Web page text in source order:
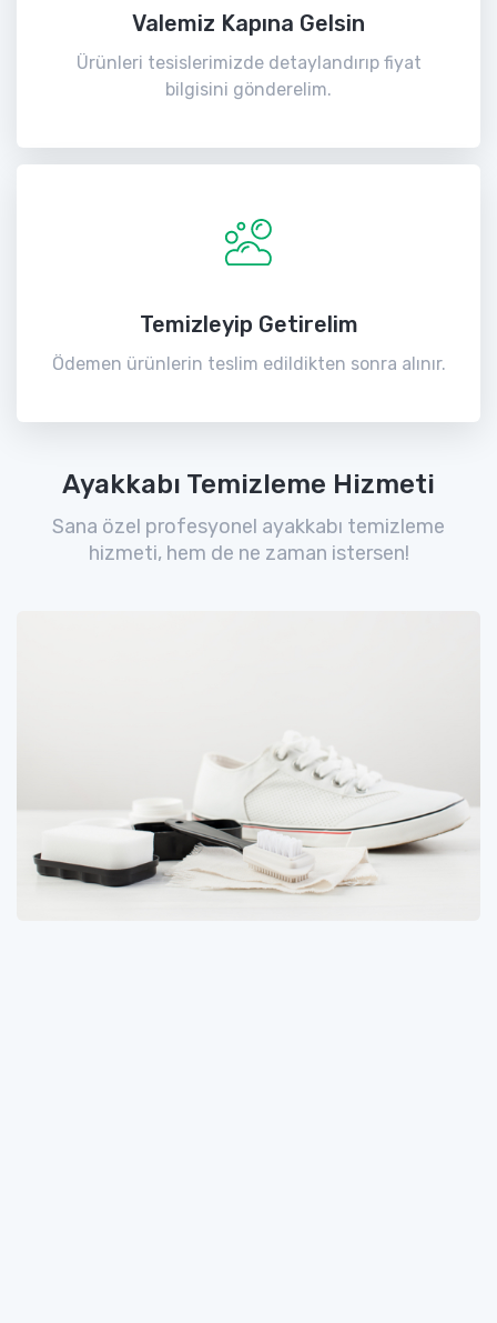
Valemiz Kapına Gelsin
Ürünleri tesislerimizde detaylandırıp fiyat
bilgisini gönderelim.
Temizleyip Getirelim
Ödemen ürünlerin teslim edildikten sonra alınır.
Ayakkabı Temizleme Hizmeti
Sana özel profesyonel ayakkabı temizleme
hizmeti, hem de ne zaman istersen!